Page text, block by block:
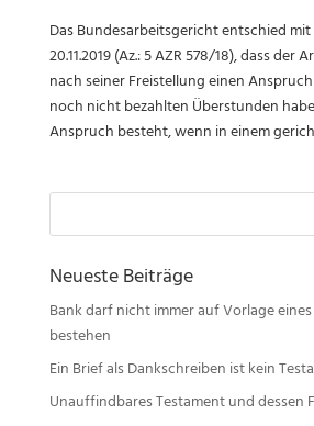
Das Bundesarbeitsgericht entschied
20.11.2019 (Az.: 5 AZR 578/18), dass der
nach seiner Freistellung einen
noch nicht bezahlten Überstunden
Anspruch besteht, wenn in einem
Suchen
Neueste Beiträge
Bank darf nicht immer auf Vorlage
bestehen
Ein Brief als Dankschreiben ist kein
Unauffindbares Testament und dessen